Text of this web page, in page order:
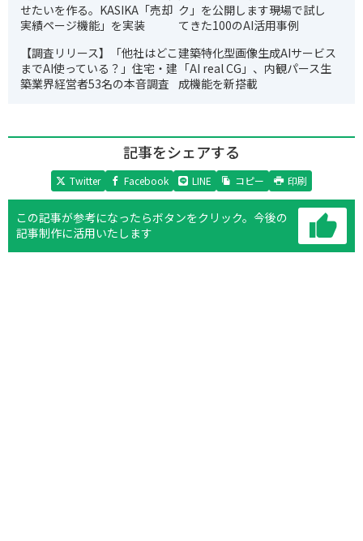
せたいを作る。KASIKA「売却
実績ページ機能」を実装
ク」を公開します――現場で試し
てきた100のAI活用事例
【調査リリース】「他社はどこ
までAI使っている？」住宅・建
築業界経営者53名の本音調査
建築特化型画像生成AIサービス
「AI real CG」、内観パース生
成機能を新搭載
記事をシェアする
Twitter Facebook LINE コピー 印刷
この記事が参考になったらボタンをクリック。 今後の
記事制作に活用いたします